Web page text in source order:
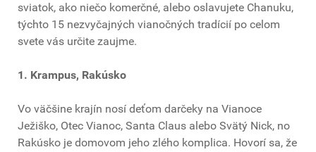
sviatok, ako niečo komerčné, alebo oslavujete Chanuku,
týchto 15 nezvyčajných vianočných tradícií po celom
svete vás určite zaujme.
1. Krampus, Rakúsko
Vo väčšine krajín nosí deťom darčeky na Vianoce
Ježiško, Otec Vianoc, Santa Claus alebo Svätý Nick, no
Rakúsko je domovom jeho zlého komplica. Hovorí sa, že